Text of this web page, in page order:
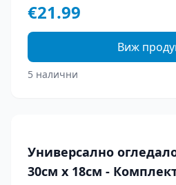
€21.99
Виж
5 налични
Универсално
30см х 18см -